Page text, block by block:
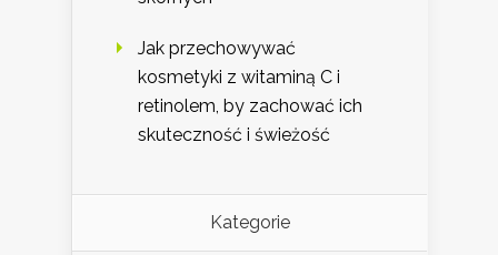
Jak przechowywać
kosmetyki z witaminą C i
retinolem, by zachować ich
skuteczność i świeżość
Kategorie